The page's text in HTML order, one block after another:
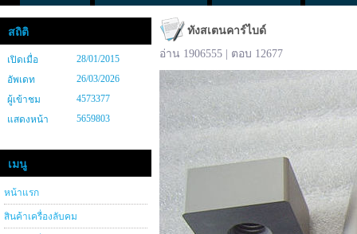
สถิติ
เปิดเมื่อ
28/01/2015
อัพเดท
26/03/2026
ผู้เข้าชม
4573377
แสดงหน้า
5659803
เมนู
หน้าแรก
สินค้าเครื่องลับคม
ทังสเตนคาร์ไบด์
อ่าน 1906555 | ตอบ 12677